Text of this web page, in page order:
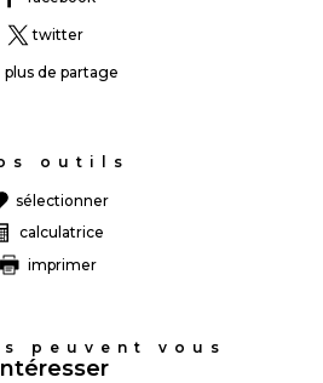
twitter
plus de partage
outils
sélectionner
calculatrice
imprimer
peuvent vous